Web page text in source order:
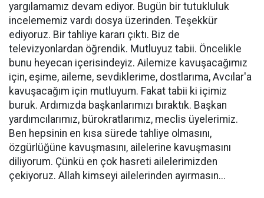
yargılamamız devam ediyor. Bugün bir tutukluluk
incelememiz vardı dosya üzerinden. Teşekkür
ediyoruz. Bir tahliye kararı çıktı. Biz de
televizyonlardan öğrendik. Mutluyuz tabii. Öncelikle
bunu heyecan içerisindeyiz. Ailemize kavuşacağımız
için, eşime, aileme, sevdiklerime, dostlarıma, Avcılar'a
kavuşacağım için mutluyum. Fakat tabii ki içimiz
buruk. Ardımızda başkanlarımızı bıraktık. Başkan
yardımcılarımız, bürokratlarımız, meclis üyelerimiz.
Ben hepsinin en kısa sürede tahliye olmasını,
özgürlüğüne kavuşmasını, ailelerine kavuşmasını
diliyorum. Çünkü en çok hasreti ailelerimizden
çekiyoruz. Allah kimseyi ailelerinden ayırmasın...